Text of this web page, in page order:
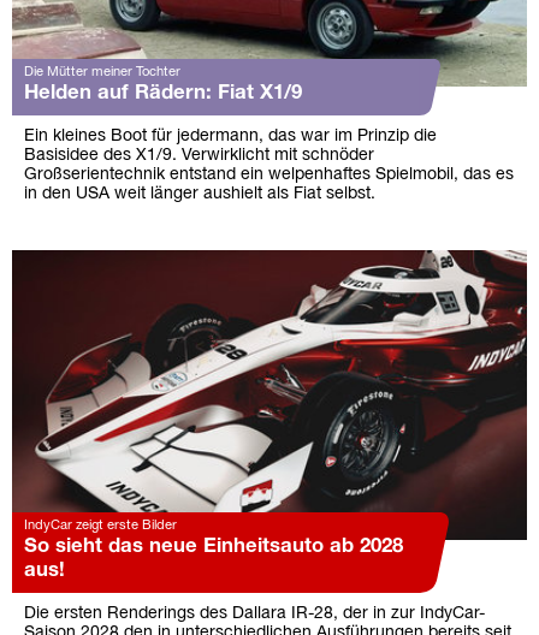
Die Mütter meiner Tochter
Helden auf Rädern: Fiat X1/9
Ein kleines Boot für jedermann, das war im Prinzip die
Basisidee des X1/9. Verwirklicht mit schnöder
Großserientechnik entstand ein welpenhaftes Spielmobil, das es
in den USA weit länger aushielt als Fiat selbst.
IndyCar zeigt erste Bilder
So sieht das neue Einheitsauto ab 2028
aus!
Die ersten Renderings des Dallara IR-28, der in zur IndyCar-